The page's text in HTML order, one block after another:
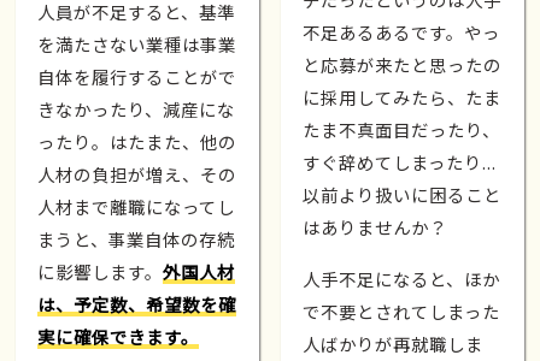
人員が不足すると、基準
を満たさない業種は事業
自体を履行することがで
きなかったり、減産にな
ったり。はたまた、他の
人材の負担が増え、その
人材まで離職になってし
まうと、事業自体の存続
に影響します。外国人材
は、予定数、希望数を確
実に確保できます。
不足あるあるです。やっ
と応募が来たと思ったの
に採用してみたら、たま
たま不真面目だったり、
すぐ辞めてしまったり...
以前より扱いに困ること
はありませんか？
人手不足になると、ほか
で不要とされてしまった
人ばかりが再就職しま